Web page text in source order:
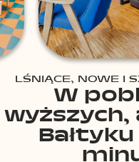
LŚNIĄCE, NOWE I
W
wyższych,